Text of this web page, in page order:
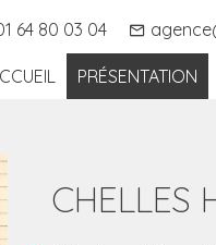
64 80 03 04
PRÉSENTATION
CHELLES